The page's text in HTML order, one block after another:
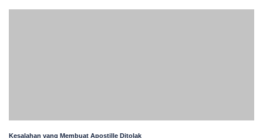
Kesalahan yang Membuat Apostille Ditolak